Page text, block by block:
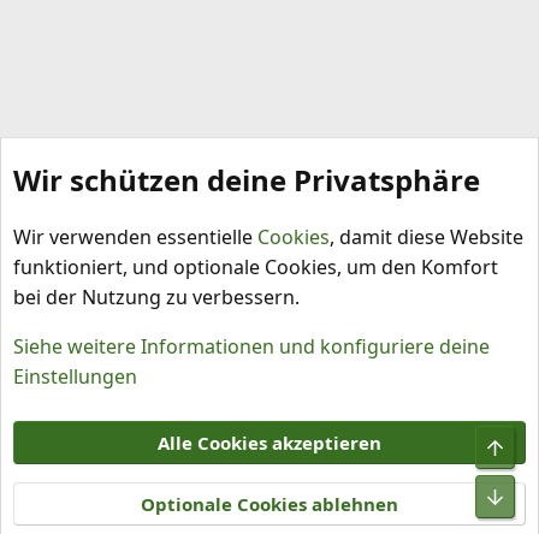
Meine Chilis
Nutzungsbedingungen
Datenschutz
Hilfe und Impressum
R
S
S
®
Wir schützen deine Privatsphäre
Wir verwenden essentielle Cookies, damit diese Website
funktioniert, und optionale Cookies, um den Komfort
bei der Nutzung zu verbessern.
Siehe weitere Informationen und konfiguriere deine
Einstellungen
Alle Cookies akzeptieren
Optionale Cookies ablehnen